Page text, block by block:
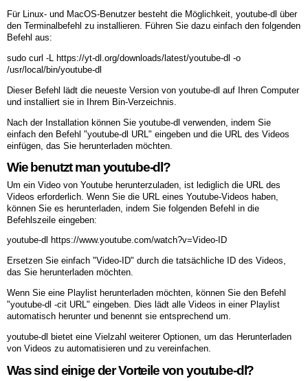
Für Linux- und MacOS-Benutzer besteht die Möglichkeit, youtube-dl über
den Terminalbefehl zu installieren. Führen Sie dazu einfach den folgenden
Befehl aus:
sudo curl -L https://yt-dl.org/downloads/latest/youtube-dl -o
/usr/local/bin/youtube-dl
Dieser Befehl lädt die neueste Version von youtube-dl auf Ihren Computer
und installiert sie in Ihrem Bin-Verzeichnis.
Nach der Installation können Sie youtube-dl verwenden, indem Sie
einfach den Befehl "youtube-dl URL" eingeben und die URL des Videos
einfügen, das Sie herunterladen möchten.
Wie benutzt man youtube-dl?
Um ein Video von Youtube herunterzuladen, ist lediglich die URL des
Videos erforderlich. Wenn Sie die URL eines Youtube-Videos haben,
können Sie es herunterladen, indem Sie folgenden Befehl in die
Befehlszeile eingeben:
youtube-dl https://www.youtube.com/watch?v=Video-ID
Ersetzen Sie einfach "Video-ID" durch die tatsächliche ID des Videos,
das Sie herunterladen möchten.
Wenn Sie eine Playlist herunterladen möchten, können Sie den Befehl
"youtube-dl -cit URL" eingeben. Dies lädt alle Videos in einer Playlist
automatisch herunter und benennt sie entsprechend um.
youtube-dl bietet eine Vielzahl weiterer Optionen, um das Herunterladen
von Videos zu automatisieren und zu vereinfachen.
Was sind einige der Vorteile von youtube-dl?